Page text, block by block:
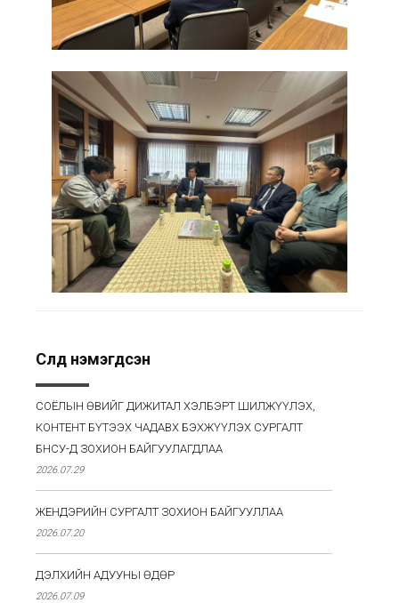
Сүүлд нэмэгдсэн
СОЁЛЫН ӨВИЙГ ДИЖИТАЛ ХЭЛБЭРТ ШИЛЖҮҮЛЭХ,
КОНТЕНТ БҮТЭЭХ ЧАДАВХ БЭХЖҮҮЛЭХ СУРГАЛТ
БНСУ-Д ЗОХИОН БАЙГУУЛАГДЛАА
2026.07.29
ЖЕНДЭРИЙН СУРГАЛТ ЗОХИОН БАЙГУУЛЛАА
2026.07.20
ДЭЛХИЙН АДУУНЫ ӨДӨР
2026.07.09